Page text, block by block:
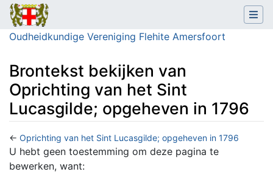
Oudheidkundige Vereniging Flehite Amersfoort
Brontekst bekijken van
Oprichting van het Sint
Lucasgilde; opgeheven in 1796
← Oprichting van het Sint Lucasgilde; opgeheven in 1796
Ga naar:navigatie,zoeken
U hebt geen toestemming om deze pagina te
bewerken, want: